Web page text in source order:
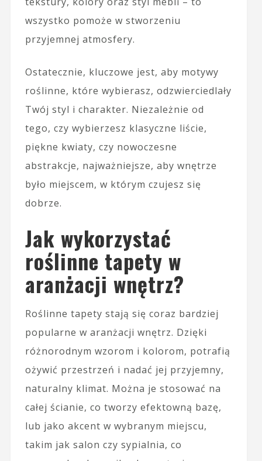
wszystko pomoże w stworzeniu
przyjemnej atmosfery.
Ostatecznie, kluczowe jest, aby motywy
roślinne, które wybierasz, odzwierciedlały
Twój styl i charakter. Niezależnie od
tego, czy wybierzesz klasyczne liście,
piękne kwiaty, czy nowoczesne
abstrakcje, najważniejsze, aby wnętrze
było miejscem, w którym czujesz się
dobrze.
Jak wykorzystać
roślinne tapety w
aranżacji wnętrz?
Roślinne tapety stają się coraz bardziej
popularne w aranżacji wnętrz. Dzięki
różnorodnym wzorom i kolorom, potrafią
ożywić przestrzeń i nadać jej przyjemny,
naturalny klimat. Można je stosować na
całej ścianie, co tworzy efektowną bazę,
lub jako akcent w wybranym miejscu,
takim jak salon czy sypialnia, co